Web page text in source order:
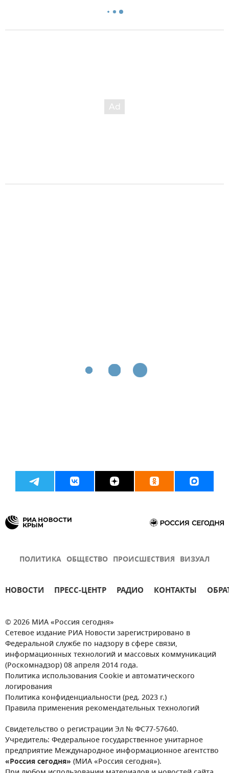
ПОЛИТИКА ОБЩЕСТВО ПРОИСШЕСТВИЯ ВИЗУАЛ
НОВОСТИ ПРЕСС-ЦЕНТР РАДИО КОНТАКТЫ
© 2026 МИА «Россия сегодня»
Сетевое издание РИА Новости зарегистрировано в
Федеральной службе по надзору в сфере связи,
информационных технологий и массовых коммуникаций
(Роскомнадзор) 08 апреля 2014 года.
Политика использования Cookie и автоматического
логирования
Политика конфиденциальности (ред. 2023 г.)
Правила применения рекомендательных технологий
Свидетельство о регистрации Эл № ФС77-57640.
Учредитель: Федеральное государственное унитарное
предприятие Международное информационное агентство
«Россия сегодня» (МИА «Россия сегодня»).